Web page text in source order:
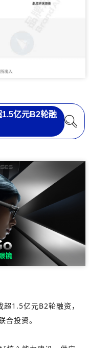
亿元B2轮融
1.5亿元B2轮融资，
合投资。